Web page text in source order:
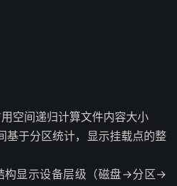
空间递归计算文件内容大小
基于分区统计，显示挂载点的整
构显示设备层级（磁盘→分区→